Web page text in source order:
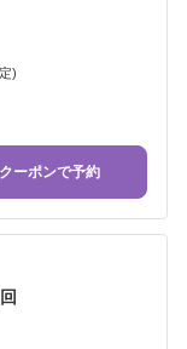
)
ーポンで予約